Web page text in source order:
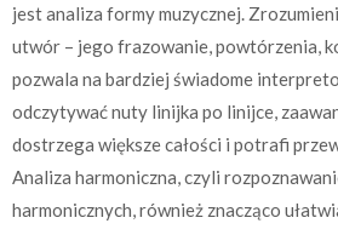
jest analiza formy muzycznej.
utwór – jego frazowanie, powtórzenia,
pozwala na bardziej świadome
odczytywać nuty linijka po linijce,
dostrzega większe całości i potrafi
Analiza harmoniczna, czyli
harmonicznych, również znacząco